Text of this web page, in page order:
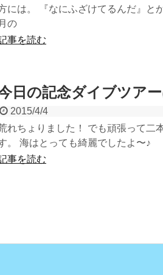
には。 『なにふざけてるんだ』と
月の
事を読む
日の記念ダイブツアー
2015/4/4
れちょりました！ でも頑張って二
。 海はとっても綺麗でしたよ〜♪
事を読む